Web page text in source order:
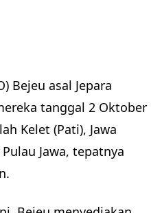
Bejeu asal Jepara
tanggal 2 Oktober
Kelet (Pati), Jawa
Jawa, tepatnya